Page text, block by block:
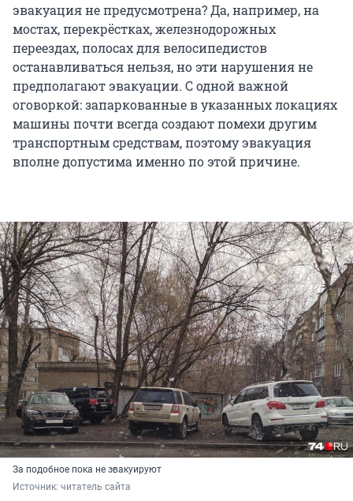
эвакуация не предусмотрена? Да, например, на
мостах, перекрёстках, железнодорожных
переездах, полосах для велосипедистов
останавливаться нельзя, но эти нарушения не
предполагают эвакуации. С одной важной
оговоркой: запаркованные в указанных локациях
машины почти всегда создают помехи другим
транспортным средствам, поэтому эвакуация
вполне допустима именно по этой причине.
За подобное пока не эвакуируют
Источник: читатель сайта